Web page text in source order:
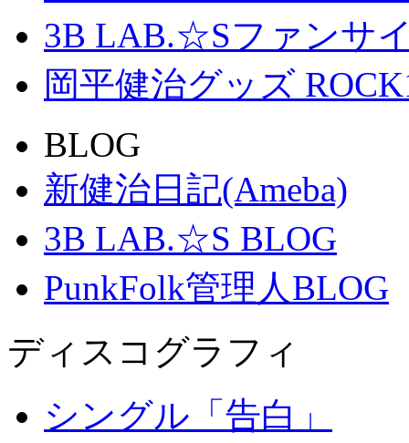
3B LAB.☆Sファンサイ
岡平健治グッズ
BLOG
新健治日記(Ameba)
3B LAB.☆S BLOG
PunkFolk管理人BLOG
ディスコグラフィ
シングル「告白」